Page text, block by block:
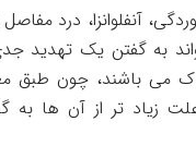
آنفلوانزا،
به گفتن یک تهدید
می باشند، چون طبق
زیاد تر از آن ها